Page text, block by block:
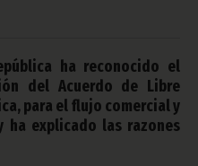
ha reconocido el
del Acuerdo de Libre
para el flujo comercial y
ha explicado las razones